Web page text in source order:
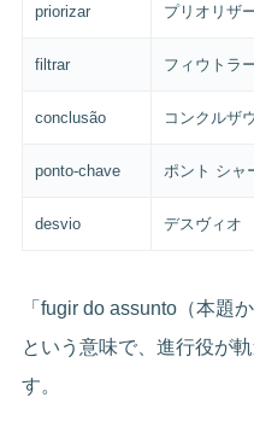
priorizar プリオリザ
filtrar フィウトラ
conclusão コンクルザ
ponto-chave ポント シャ
desvio デスヴィオ
「fugir do assunto（本題
という意味で、進行役が
す。